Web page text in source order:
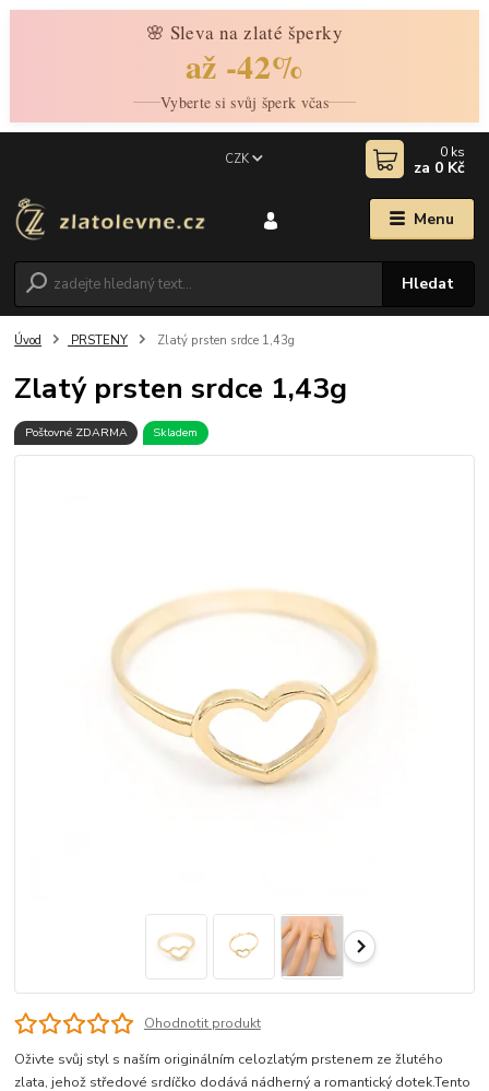
🌸 Sleva na zlaté šperky
až -42%
Vyberte si svůj šperk včas
Menu
CZK
Hledat
0 ks
za 0 Kč
Úvod PRSTENY Zlatý prsten srdce 1,43g
Zlatý prsten srdce 1,43g
Poštovné ZDARMA Skladem
Ohodnotit produkt
Oživte svůj styl s naším originálním celozlatým prstenem ze žlutého
zlata, jehož středové srdíčko dodává nádherný a romantický dotek.Tento